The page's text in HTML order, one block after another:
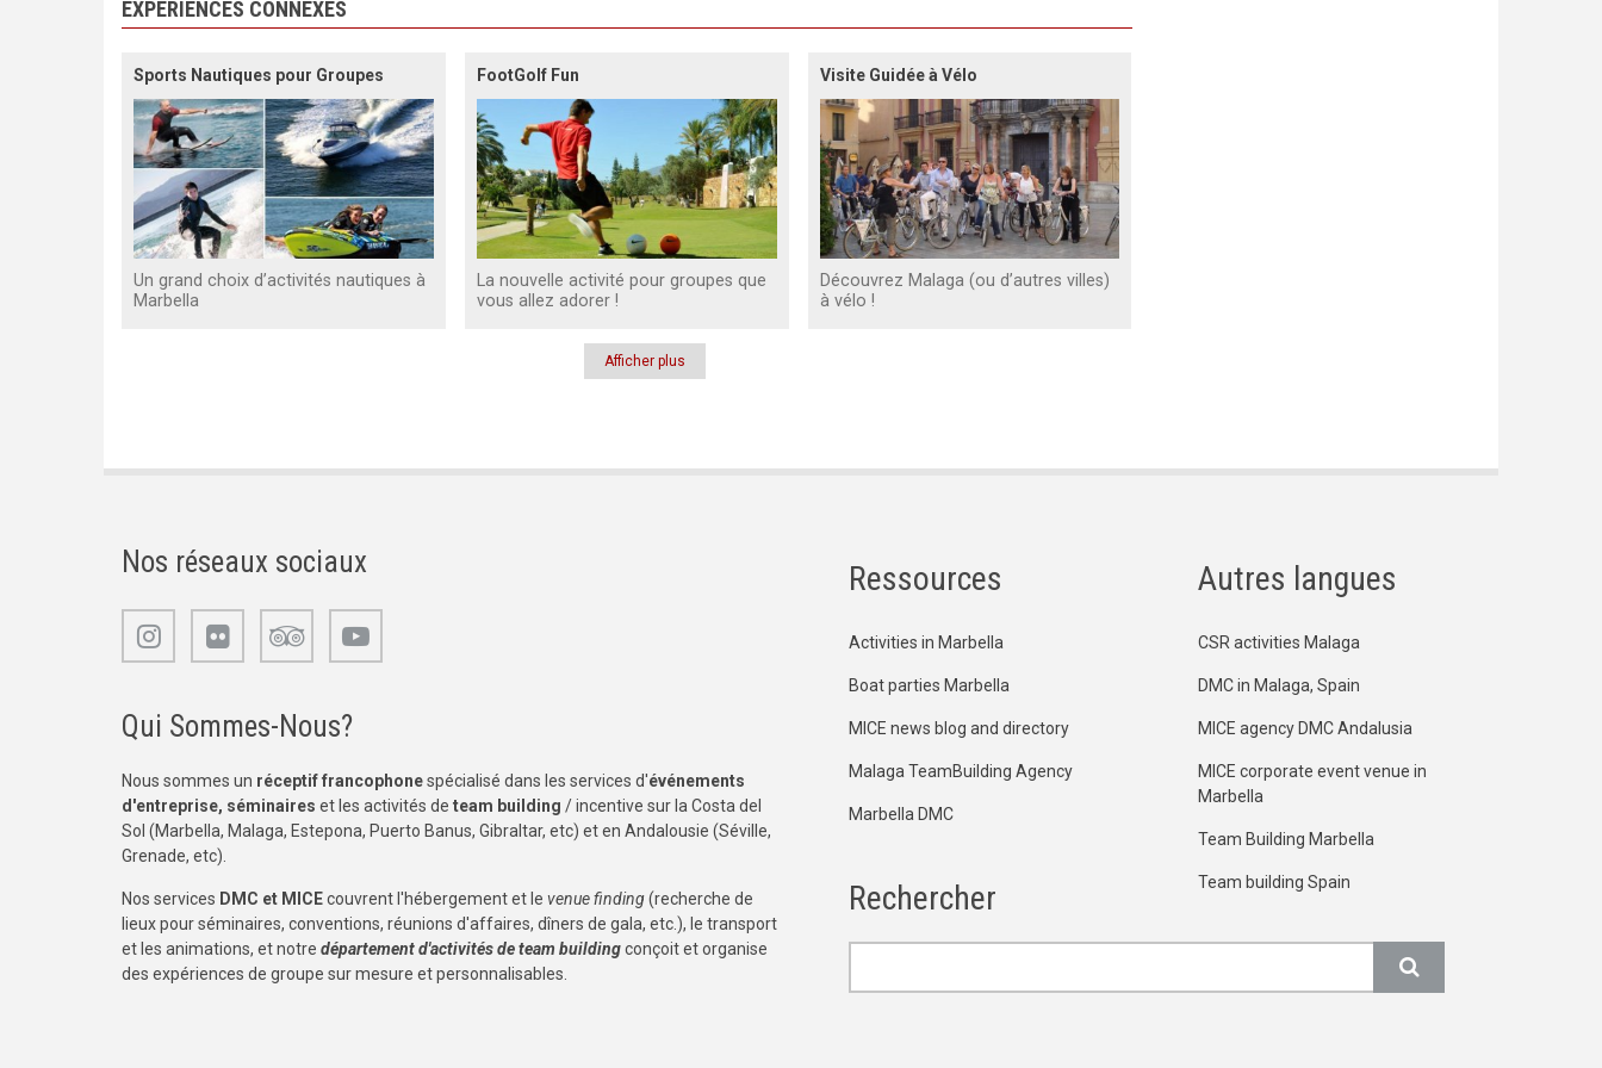
EXPÉRIENCES CONNEXES
Sports Nautiques pour Groupes
Un grand choix d’activités nautiques à
Marbella
FootGolf Fun
La nouvelle activité pour groupes que
vous allez adorer !
Visite Guidée à Vélo
Découvrez Malaga (ou d’autres villes)
à vélo !
Afficher plus
Nos réseaux sociaux
Qui Sommes-Nous?
Nous sommes un réceptif francophonespécialisé dans les services d'événements
d'entreprise, séminaires et les activités de team building / incentive sur la Costa del
Sol (Marbella, Malaga, Estepona, Puerto Banus, Gibraltar, etc) et en Andalousie (Séville,
Grenade, etc).
Nos services DMC et MICEcouvrent l'hébergement et le venue finding(recherche de
lieux pour séminaires, conventions, réunions d'affaires, dîners de gala, etc.), le transport
et les animations, et notre département d'activités de team buildingconçoit et organise
des expériences de groupe sur mesure et personnalisables.
Ressources
Activities in Marbella
Boat parties Marbella
MICE news blog and directory
Malaga TeamBuilding Agency
Marbella DMC
Rechercher
Autres langues
CSR activities Malaga
DMC in Malaga, Spain
MICE agency DMC Andalusia
MICE corporate event venue in
Marbella
Team Building Marbella
Team building Spain